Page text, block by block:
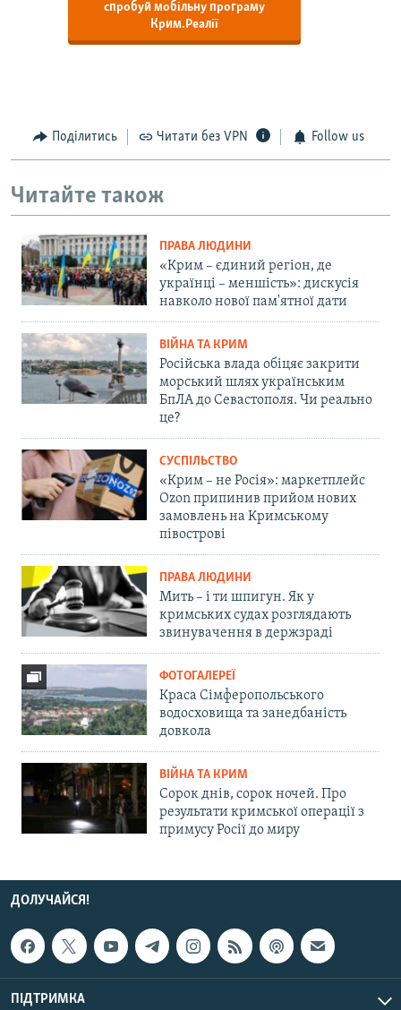
спробуй мобільну програму
Крим.Реалії
Поділитись Читати без VPN Follow us
Читайте також
ПРАВА ЛЮДИНИ
«Крим – єдиний регіон, де
українці – меншість»: дискусія
навколо нової пам'ятної дати
ВІЙНА ТА КРИМ
Російська влада обіцяє закрити
морський шлях українським
БпЛА до Севастополя. Чи реально
це?
СУСПІЛЬСТВО
«Крим – не Росія»: маркетплейс
Ozon припинив прийом нових
замовлень на Кримському
півострові
ПРАВА ЛЮДИНИ
Мить – і ти шпигун. Як у
кримських судах розглядають
звинувачення в держзраді
ФОТОГАЛЕРЕЇ
Краса Сімферопольського
водосховища та занедбаність
довкола
ВІЙНА ТА КРИМ
Сорок днів, сорок ночей. Про
результати кримської операції з
примусу Росії до миру
ДОЛУЧАЙСЯ!
ПІДТРИМКА